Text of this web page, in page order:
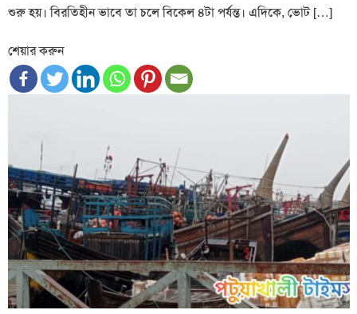
শুরু হয়। বিরতিহীন ভাবে তা চলে বিকেল ৪টা পর্যন্ত। এদিকে, ভোট […]
শেয়ার করুন